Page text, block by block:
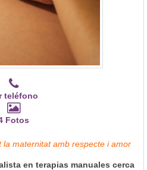
teléfono
Fotos
la maternitat amb respecte i amor
en terapias manuales cerca